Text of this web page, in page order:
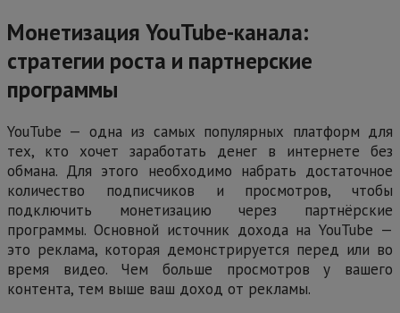
Монетизация YouTube-канала:
стратегии роста и партнерские
программы
YouTube — одна из самых популярных платформ для
тех, кто хочет заработать денег в интернете без
обмана. Для этого необходимо набрать достаточное
количество подписчиков и просмотров, чтобы
подключить монетизацию через партнёрские
программы. Основной источник дохода на YouTube —
это реклама, которая демонстрируется перед или во
время видео. Чем больше просмотров у вашего
контента, тем выше ваш доход от рекламы.